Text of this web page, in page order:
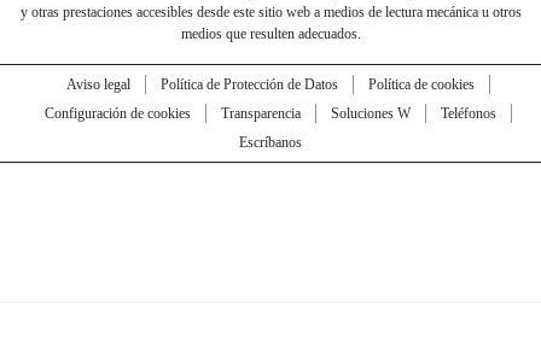
y otras prestaciones accesibles desde este sitio web a medios de lectura mecánica u otros
medios que resulten adecuados.
Aviso legal Política de Protección de Datos
Política de cookies
Configuración de cookies
Transparencia Soluciones W
Teléfonos
Escríbanos